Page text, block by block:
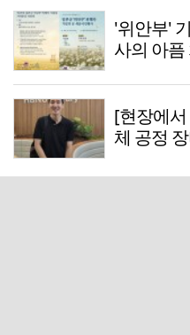
'위안부'
사의 아
[현장에
체 공정